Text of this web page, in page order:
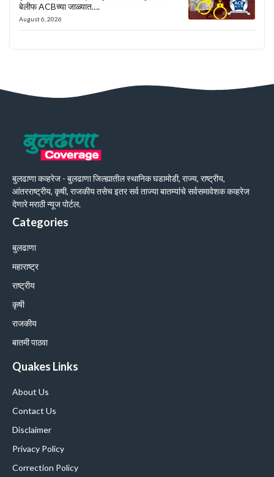
बेलीफ ACBच्या जाळ्यात….
August 6, 2026
बुलढाणा कव्हरेज - बुलढाणा जिल्ह्यातील स्थानिक घडामोडी, राज्य, राष्ट्रीय,
आंतरराष्ट्रीय, कृषी, राजकीय तसेच इतर सर्व ताज्या बातम्यांचे सर्वसमावेशक कव्हरेज
देणारे मराठी न्यूज पोर्टल.
Categories
बुलढाणा
महाराष्ट्र
राष्ट्रीय
कृषी
राजकीय
बातमी पाठवा
Quakes Links
About Us
Contact Us
Disclaimer
Privacy Policy
Correction Policy